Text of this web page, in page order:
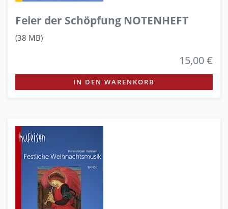
Feier der Schöpfung NOTENHEFT
(38 MB)
15,00 €
IN DEN WARENKORB